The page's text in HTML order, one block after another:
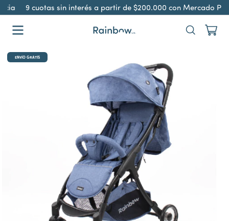
9 cuotas sin interés a partir de $200.000 con Mercado
ENVÍO GRATIS